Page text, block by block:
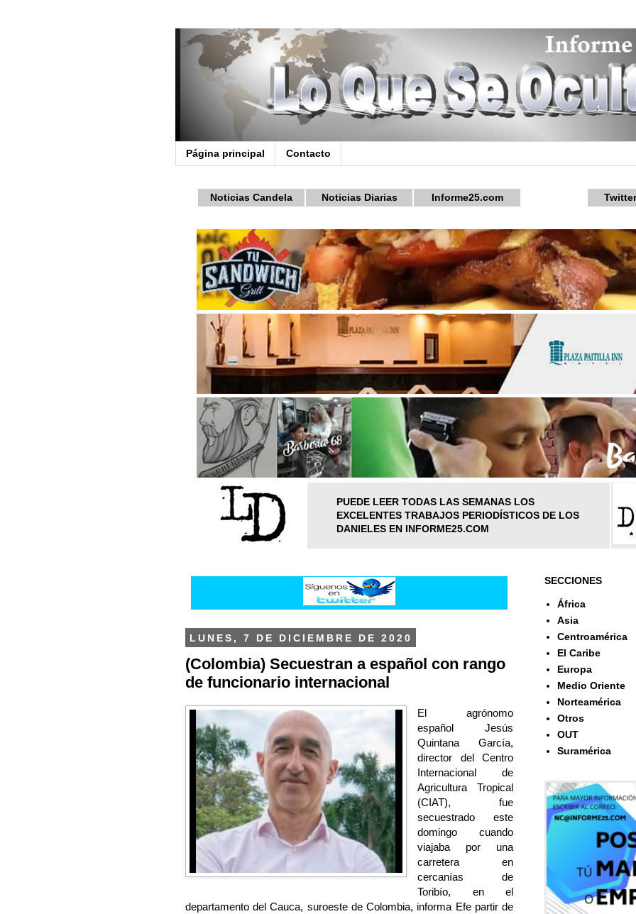
Página principal Contacto
Noticias Candela Noticias Diarias Informe25.com
PUEDE LEER TODAS LAS SEMANAS LOS
EXCELENTES TRABAJOS PERIODÍSTICOS DE LOS
DANIELES EN INFORME25.COM
LUNES, 7 DE DICIEMBRE DE 2020
(Colombia) Secuestran a español con rango
de funcionario internacional
El agrónomo
español Jesús
Quintana García,
director del Centro
Internacional de
Agricultura Tropical
(CIAT), fue
secuestrado este
domingo cuando
viajaba por una
carretera en
cercanías de
Toribío, en el
departamento del Cauca, suroeste de Colombia, informa Efe partir de
SECCIONES
África
Asia
Centroamérica
El Caribe
Europa
Medio Oriente
Norteamérica
Otros
OUT
Suramérica